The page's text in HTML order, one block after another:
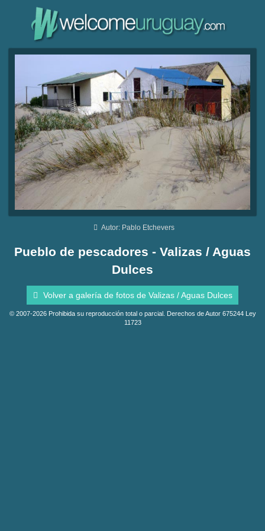
Autor: Pablo Etchevers
Pueblo de pescadores - Valizas / Aguas
Dulces
Volver a galería de fotos de Valizas / Aguas Dulces
© 2007-2026 Prohibida su reproducción total o parcial. Derechos de Autor 675244 Ley
11723